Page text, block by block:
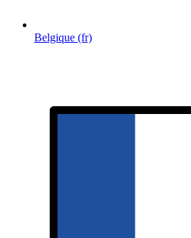
Belgique (fr)